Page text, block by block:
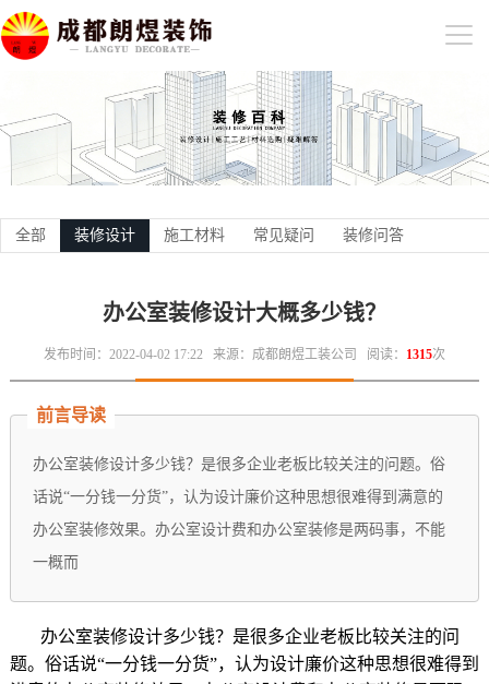
全部 装修设计 施工材料 常见疑问 装修问答
办公室装修设计大概多少钱？
发布时间：2022-04-02 17:22 来源：成都朗煜工装公司 阅读： 1315次
前言导读
办公室装修设计多少钱？是很多企业老板比较关注的问题。俗
话说“一分钱一分货”，认为设计廉价这种思想很难得到满意的
办公室装修效果。办公室设计费和办公室装修是两码事，不能
一概而
办公室装修设计多少钱？是很多企业老板比较关注的问
题。俗话说“一分钱一分货”，认为设计廉价这种思想很难得到